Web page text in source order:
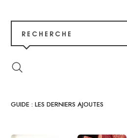
RECHERCHE
GUIDE : LES DERNIERS AJOUTES